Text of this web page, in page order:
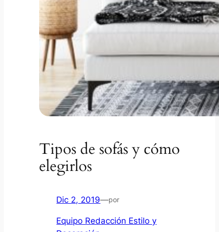
Tipos de sofás y cómo
elegirlos
Dic 2, 2019—por
Equipo Redacción Estilo y